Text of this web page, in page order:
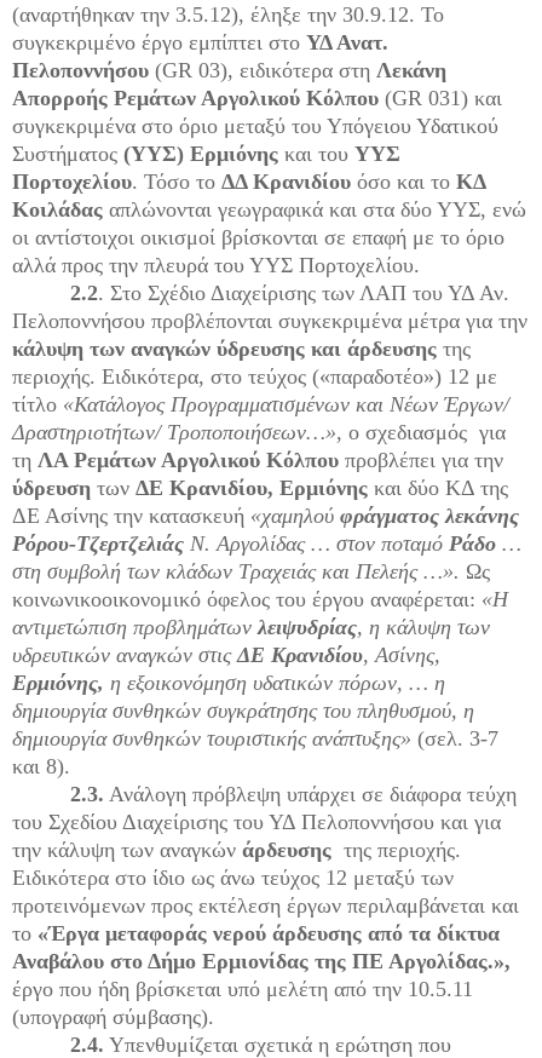
(αναρτήθηκαν την 3.5.12), έληξε την 30.9.12. Το
συγκεκριμένο έργο εμπίπτει στο ΥΔ Ανατ.
Πελοποννήσου (GR 03), ειδικότερα στη Λεκάνη
Απορροής Ρεμάτων Αργολικού Κόλπου (GR 031) και
συγκεκριμένα στο όριο μεταξύ του Υπόγειου Υδατικού
Συστήματος (ΥΥΣ) Ερμιόνης και του ΥΥΣ
Πορτοχελίου. Τόσο το ΔΔ Κρανιδίου όσο και το ΚΔ
Κοιλάδας απλώνονται γεωγραφικά και στα δύο ΥΥΣ, ενώ
οι αντίστοιχοι οικισμοί βρίσκονται σε επαφή με το όριο
αλλά προς την πλευρά του ΥΥΣ Πορτοχελίου.
2.2. Στο Σχέδιο Διαχείρισης των ΛΑΠ του ΥΔ Αν.
Πελοποννήσου προβλέπονται συγκεκριμένα μέτρα για την
κάλυψη των αναγκών ύδρευσης και άρδευσης της
περιοχής. Ειδικότερα, στο τεύχος («παραδοτέο») 12 με
τίτλο «Κατάλογος Προγραμματισμένων και Νέων Έργων/
Δραστηριοτήτων/ Τροποποιήσεων…», ο σχεδιασμός για
τη ΛΑ Ρεμάτων Αργολικού Κόλπου προβλέπει για την
ύδρευση των ΔΕ Κρανιδίου, Ερμιόνης και δύο ΚΔ της
ΔΕ Ασίνης την κατασκευή «χαμηλού φράγματος λεκάνης
Ρόρου-Τζερτζελιάς Ν. Αργολίδας … στον ποταμό Ράδο …
στη συμβολή των κλάδων Τραχειάς και Πελεής …». Ως
κοινωνικοοικονομικό όφελος του έργου αναφέρεται: «Η
αντιμετώπιση προβλημάτων λειψυδρίας, η κάλυψη των
υδρευτικών αναγκών στις ΔΕ Κρανιδίου, Ασίνης,
Ερμιόνης, η εξοικονόμηση υδατικών πόρων, … η
δημιουργία συνθηκών συγκράτησης του πληθυσμού, η
δημιουργία συνθηκών τουριστικής ανάπτυξης» (σελ. 3-7
και 8).
2.3. Ανάλογη πρόβλεψη υπάρχει σε διάφορα τεύχη
του Σχεδίου Διαχείρισης του ΥΔ Πελοποννήσου και για
την κάλυψη των αναγκών άρδευσης της περιοχής.
Ειδικότερα στο ίδιο ως άνω τεύχος 12 μεταξύ των
προτεινόμενων προς εκτέλεση έργων περιλαμβάνεται και
το «Έργα μεταφοράς νερού άρδευσης από τα δίκτυα
Αναβάλου στο Δήμο Ερμιονίδας της ΠΕ Αργολίδας.»,
έργο που ήδη βρίσκεται υπό μελέτη από την 10.5.11
(υπογραφή σύμβασης).
2.4. Υπενθυμίζεται σχετικά η ερώτηση που